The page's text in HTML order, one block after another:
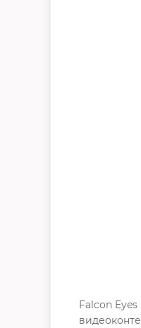
Falcon